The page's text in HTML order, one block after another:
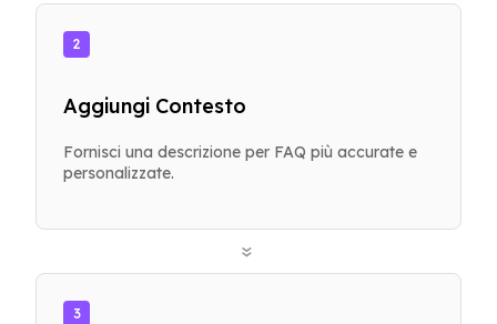
2
Aggiungi Contesto
Fornisci una descrizione per FAQ più accurate e
personalizzate.
»
3